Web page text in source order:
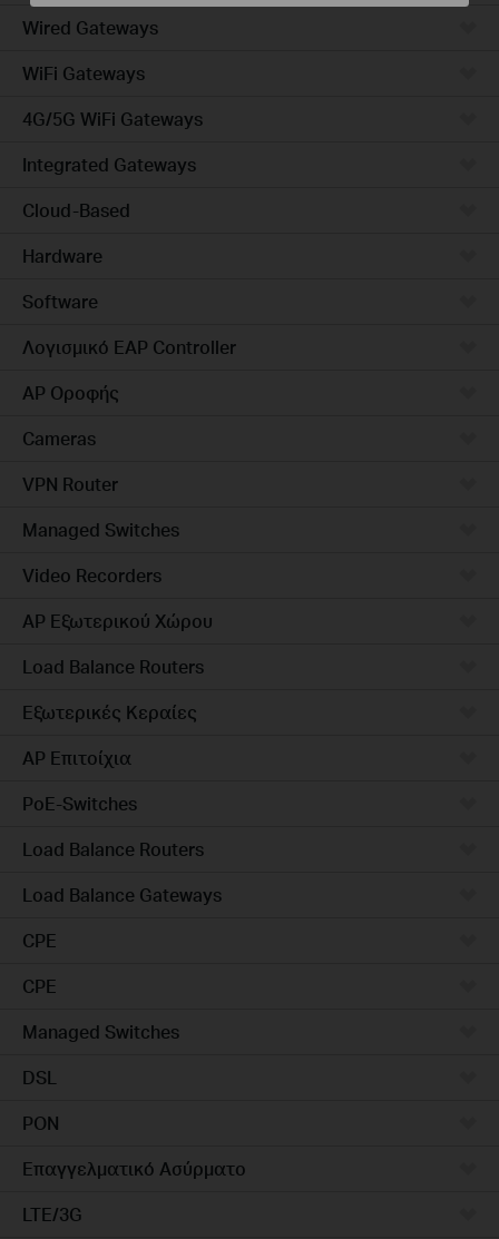
Wired Gateways
WiFi Gateways
4G/5G WiFi Gateways
Integrated Gateways
Cloud-Based
Hardware
Software
Λογισμικό EAP Controller
AP Οροφής
Cameras
VPN Router
Managed Switches
Video Recorders
AP Εξωτερικού Χώρου
Load Balance Routers
Εξωτερικές Κεραίες
AP Επιτοίχια
PoE-Switches
Load Balance Routers
Load Balance Gateways
CPE
CPE
Managed Switches
DSL
PON
Επαγγελματικό Ασύρματο
LTE/3G